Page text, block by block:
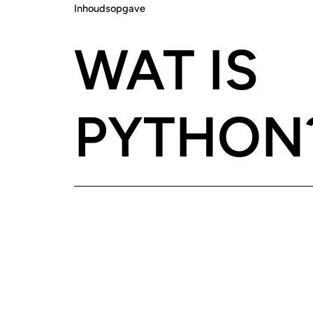
Inhoudsopgave
WAT IS